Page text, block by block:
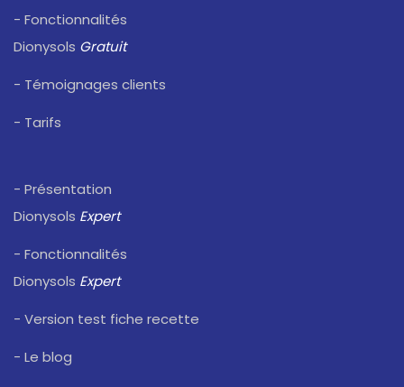
- Fonctionnalités
Dionysols Gratuit
- Témoignages clients
- Tarifs
- Présentation
Dionysols Expert
- Fonctionnalités
Dionysols Expert
- Version test fiche recette
- Le blog